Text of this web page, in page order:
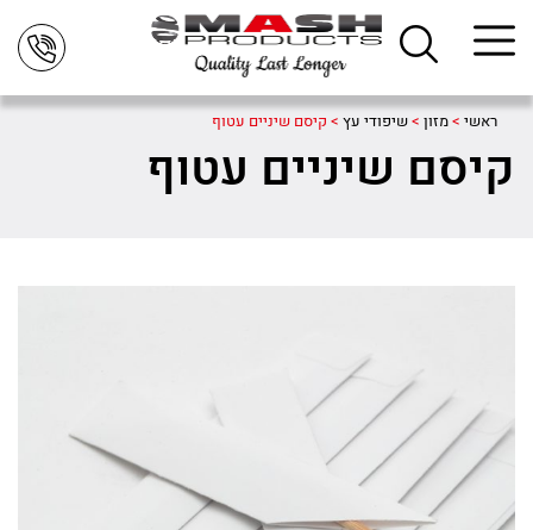
ראשי >מזון >שיפודי עץ > קיסם שיניים עטוף
קיסם שיניים עטוף